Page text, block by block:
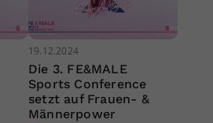
19.12.2024
Die 3. FE&MALE
Sports Conference
setzt auf Frauen- &
Männerpower